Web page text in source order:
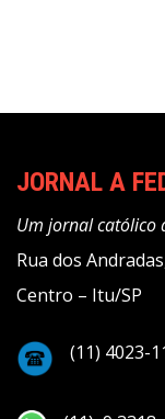
JORNAL A
Um jornal católico
Rua dos
Centro – Itu/SP
(11) 4023-